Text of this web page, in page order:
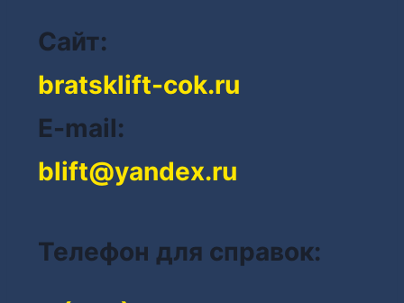
Сайт:
bratsklift-cok.ru
E-mail:
blift@yandex.ru
Телефон для справок: